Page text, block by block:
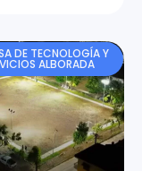
DE TECNOLOGÍA Y
ALBORADA